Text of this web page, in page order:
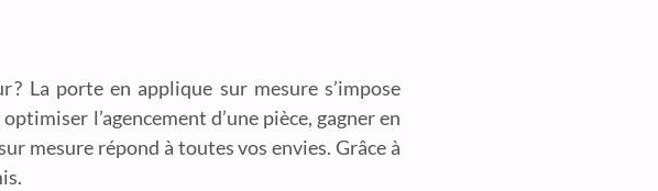
La porte en applique sur mesure s’impose
l’agencement d’une pièce, gagner en
mesure répond à toutes vos envies. Grâce à